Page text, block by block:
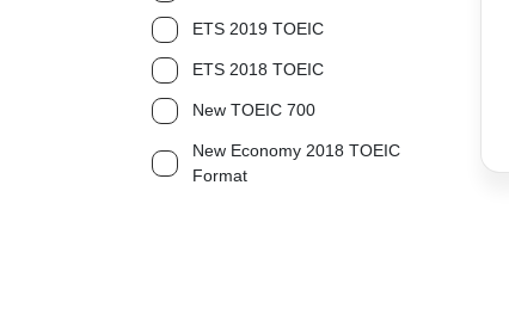
ETS 2019 TOEIC
ETS 2018 TOEIC
New TOEIC 700
New Economy 2018 TOEIC
Format